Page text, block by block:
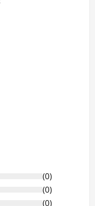
(0)
(0)
(0)